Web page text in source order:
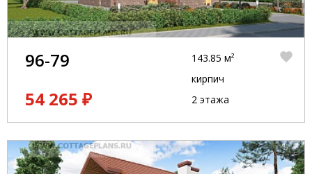
96-79
54 265 ₽
143.85 м²
кирпич
2 этажа